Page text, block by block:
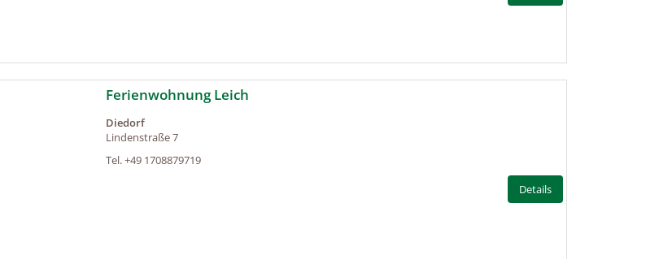
Ferienwohnung Leich
Diedorf
Lindenstraße 7
Tel.+49 1708879719
Details